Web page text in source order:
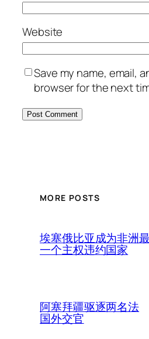
Website
Save my name, email,
browser for the next
MORE POSTS
埃塞俄比亚成为非洲
一个主权违约国家
阿塞拜疆驱逐两名法
国外交官